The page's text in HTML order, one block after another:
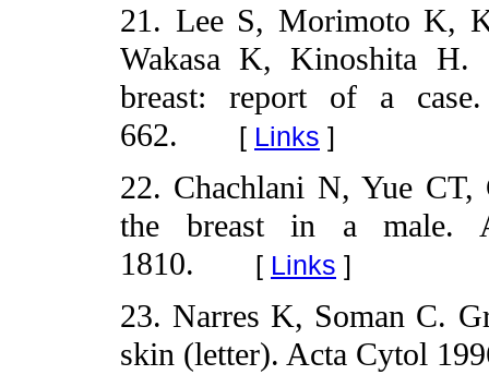
21. Lee S, Morimoto K,
Wakasa K, Kinoshita
breast: report of a
662. [ Links ]
22. Chachlani N, Yue
the breast in a male.
1810. [ Links ]
23. Narres K, Soman C.
skin (letter). Acta Cytol